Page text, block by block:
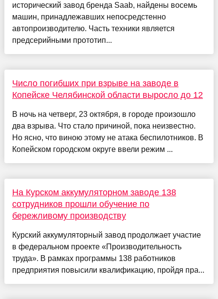
исторический завод бренда Saab, найдены восемь
машин, принадлежавших непосредстенно
автопроизводителю. Часть техники является
предсерийными прототип...
Число погибших при взрыве на заводе в
Копейске Челябинской области выросло до 12
В ночь на четверг, 23 октября, в городе произошло
два взрыва. Что стало причиной, пока неизвестно.
Но ясно, что виною этому не атака беспилотников. В
Копейском городском округе ввели режим ...
На Курском аккумуляторном заводе 138
сотрудников прошли обучение по
бережливому производству
Курский аккумуляторный завод продолжает участие
в федеральном проекте «Производительность
труда». В рамках программы 138 работников
предприятия повысили квалификацию, пройдя пра...